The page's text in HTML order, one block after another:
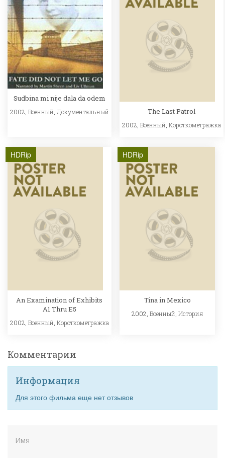
Sudbina mi nije dala da odem
2002, Военный Документальный The Last Patrol
2002,Военный ,Короткометражка
HDRip
An Examination of Exhibits
A1 Thru E5
2002, Военный Короткометражка
HDRip
Tina in Mexico
2002, Военный История
Комментарии
Информация
Для этого фильма еще нет отзывов